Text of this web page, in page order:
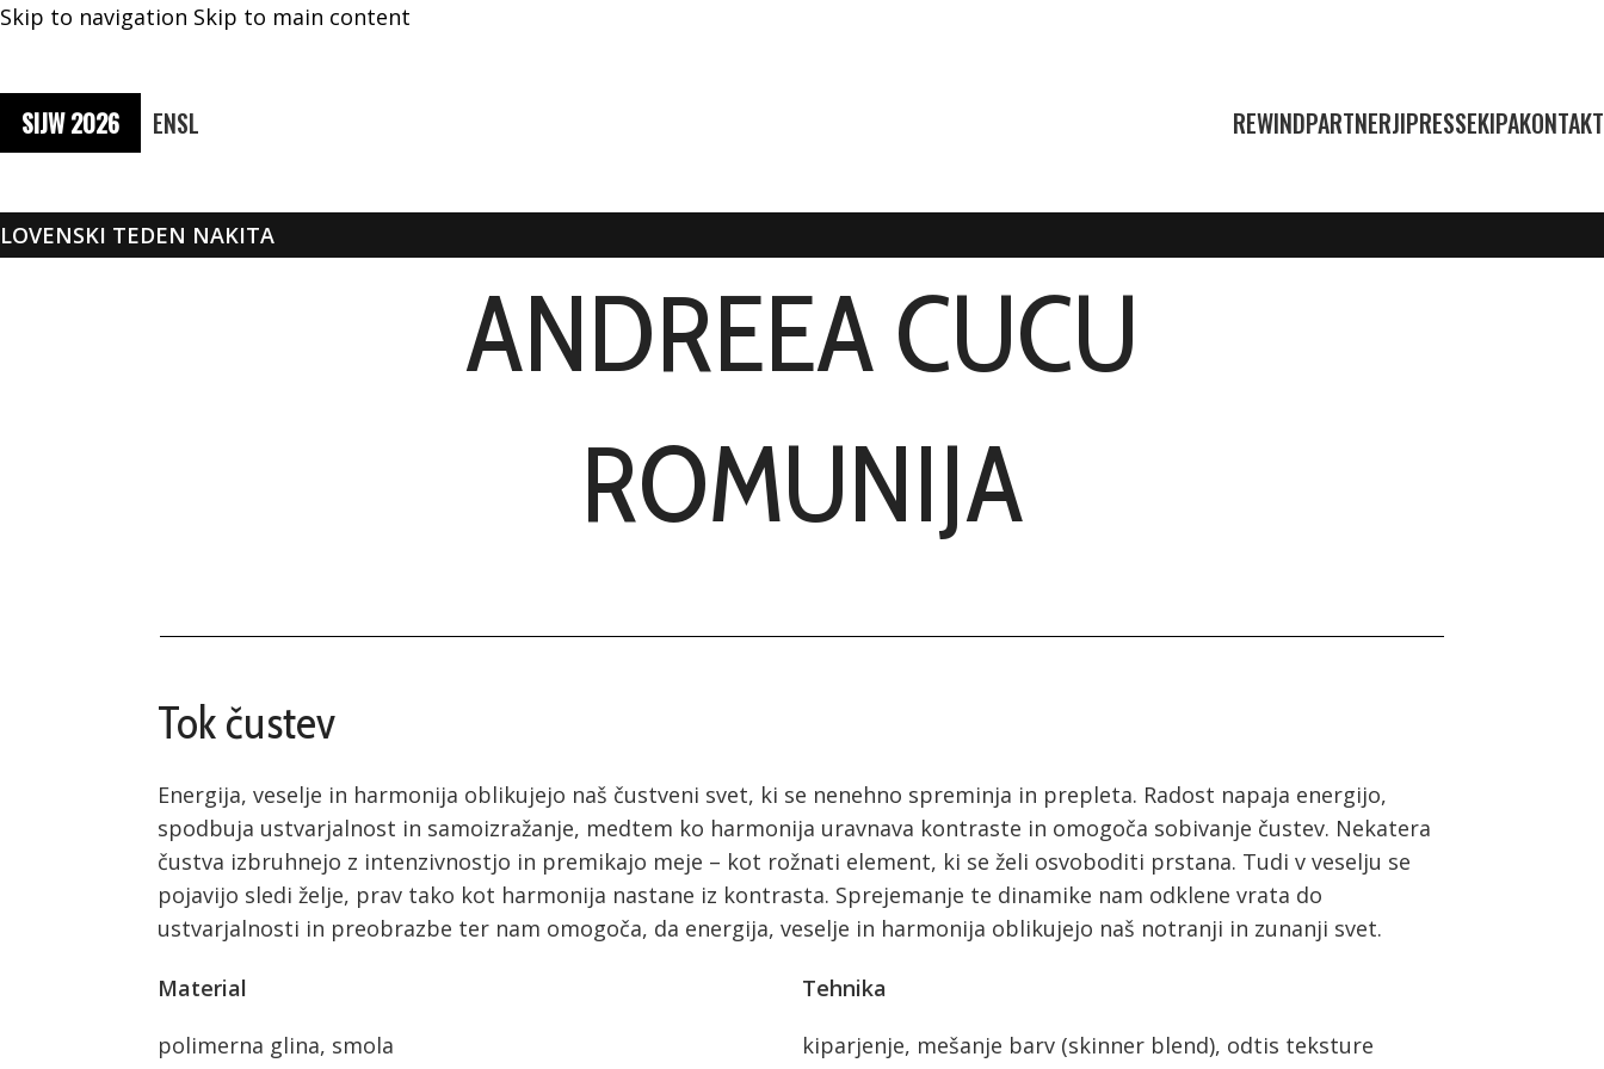
Skip to navigation Skip to main content
SIJW 2026 ENSL REWINDPARTNERJIPRESSEKIPAKONTAKT
TEDEN NAKITA
ANDREEA CUCU
ROMUNIJA
Tok čustev
Energija, veselje in harmonija oblikujejo naš čustveni svet, ki se nenehno spreminja in prepleta. Radost napaja energijo,
spodbuja ustvarjalnost in samoizražanje, medtem ko harmonija uravnava kontraste in omogoča sobivanje čustev. Nekatera
čustva izbruhnejo z intenzivnostjo in premikajo meje – kot rožnati element, ki se želi osvoboditi prstana. Tudi v veselju se
pojavijo sledi želje, prav tako kot harmonija nastane iz kontrasta. Sprejemanje te dinamike nam odklene vrata do
ustvarjalnosti in preobrazbe ter nam omogoča, da energija, veselje in harmonija oblikujejo naš notranji in zunanji svet.
Material
polimerna glina, smola
Tehnika
kiparjenje, mešanje barv (skinner blend), odtis teksture